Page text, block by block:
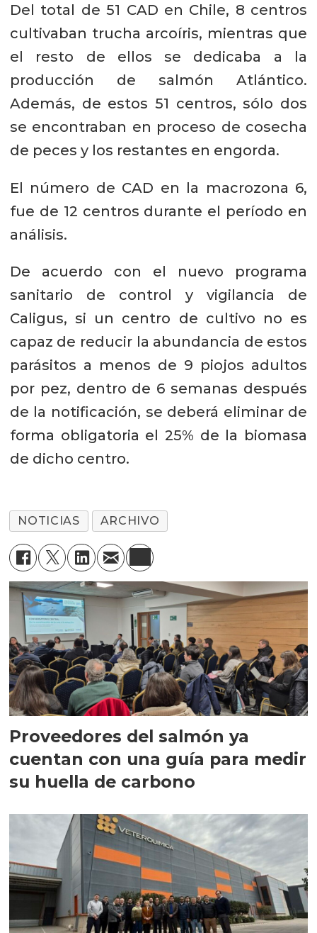
Del total de 51 CAD en Chile, 8 centros
cultivaban trucha arcoíris, mientras que
el resto de ellos se dedicaba a la
producción de salmón Atlántico.
Además, de estos 51 centros, sólo dos
se encontraban en proceso de cosecha
de peces y los restantes en engorda.
El número de CAD en la macrozona 6,
fue de 12 centros durante el período en
análisis.
De acuerdo con el nuevo programa
sanitario de control y vigilancia de
Caligus, si un centro de cultivo no es
capaz de reducir la abundancia de estos
parásitos a menos de 9 piojos adultos
por pez, dentro de 6 semanas después
de la notificación, se deberá eliminar de
forma obligatoria el 25% de la biomasa
de dicho centro.
NOTICIAS ARCHIVO
Proveedores del salmón ya
cuentan con una guía para medir
su huella de carbono